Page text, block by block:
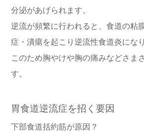
分泌があげられます。
逆流が頻繁に行われると、食道の粘
症・潰瘍を起こり逆流性食道炎にな
このため胸やけや胸の痛みなどさま
す。
胃食道逆流症を招く要因
下部食道括約筋が原因？